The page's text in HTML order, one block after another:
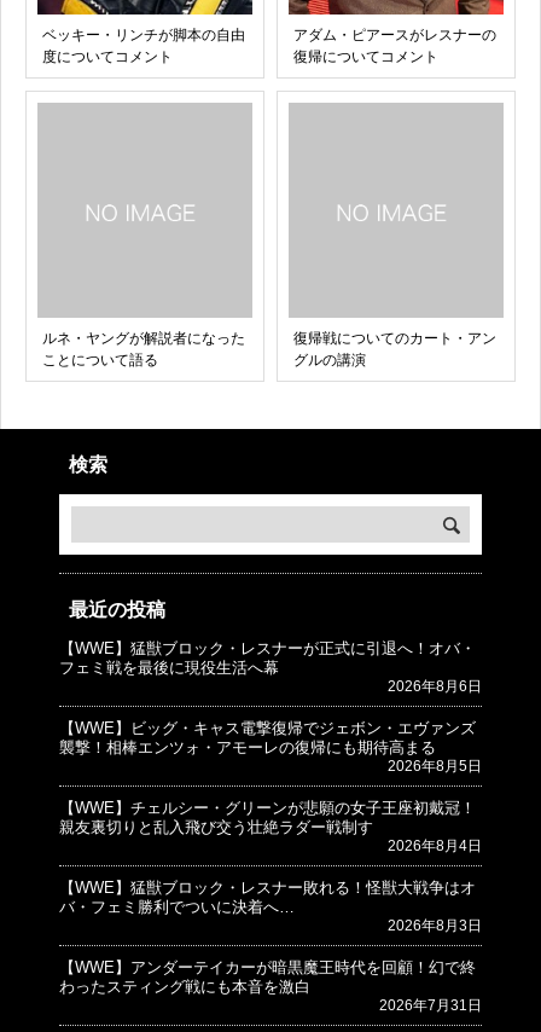
ベッキー・リンチが脚本の自由
度についてコメント
アダム・ピアースがレスナーの
復帰についてコメント
ルネ・ヤングが解説者になった
ことについて語る
復帰戦についてのカート・アン
グルの講演
検索
最近の投稿
【WWE】猛獣ブロック・レスナーが正式に引退へ！オバ・
フェミ戦を最後に現役生活へ幕
2026年8月6日
【WWE】ビッグ・キャス電撃復帰でジェボン・エヴァンズ
襲撃！相棒エンツォ・アモーレの復帰にも期待高まる
2026年8月5日
【WWE】チェルシー・グリーンが悲願の女子王座初戴冠！
親友裏切りと乱入飛び交う壮絶ラダー戦制す
2026年8月4日
【WWE】猛獣ブロック・レスナー敗れる！怪獣大戦争はオ
バ・フェミ勝利でついに決着へ…
2026年8月3日
【WWE】アンダーテイカーが暗黒魔王時代を回顧！幻で終
わったスティング戦にも本音を激白
2026年7月31日
© プロレスJunkie ～WWEの最新情報 USA～